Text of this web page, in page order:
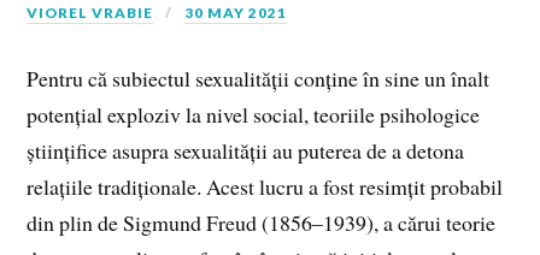
VIOREL VRABIE 30 MAY 2021
Pentru că subiectul sexualității conține în sine un înalt
potențial exploziv la nivel social, teoriile psihologice
științifice asupra sexualității au puterea de a detona
relațiile tradiționale. Acest lucru a fost resimțit probabil
din plin de Sigmund Freud (1856–1939), a cărui teorie